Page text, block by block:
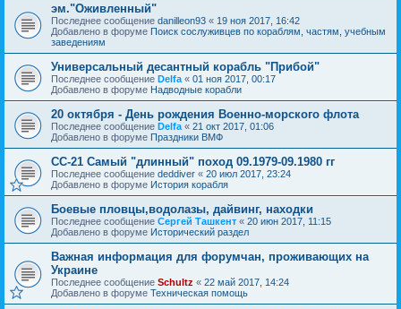
эм."Оживленный"
Последнее сообщение danilleon93 « 19 ноя 2017, 16:42
Добавлено в форуме Поиск сослуживцев по кораблям, частям, учебным
заведениям
Универсальный десантный корабль "Прибой"
Последнее сообщение Delfa « 01 ноя 2017, 00:17
Добавлено в форуме Надводные корабли
20 октября - День рождения Военно-морского флота
Последнее сообщение Delfa « 21 окт 2017, 01:06
Добавлено в форуме Праздники ВМФ
СС-21 Самый "длинный" поход 09.1979-09.1980 гг
Последнее сообщение deddiver « 20 июл 2017, 23:24
Добавлено в форуме История корабля
Боевые пловцы,водолазы, дайвинг, находки
Последнее сообщение Сергей Ташкент « 20 июн 2017, 11:15
Добавлено в форуме Исторический раздел
Важная информация для форумчан, проживающих на
Украине
Последнее сообщение Schultz « 22 май 2017, 14:24
Добавлено в форуме Техническая помощь